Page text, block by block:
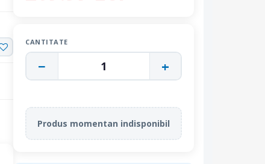
CANTITATE
− 1 +
Produs momentan indisponibil